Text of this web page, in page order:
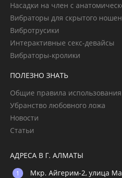
Насадки на член с
Вибраторы для скрытого
Вибротрусики
Интерактивные секс-девайсы
Вибраторы-кролики
ПОЛЕЗНО ЗНАТЬ
Общие правила использования
Убранство любовного ложа
Новости
Статьи
АДРЕСА В Г. АЛМАТЫ
Мкр. Айгерим-2, улица